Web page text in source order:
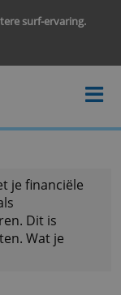
vlottere surf-
met je
als
Dit is
Wat je